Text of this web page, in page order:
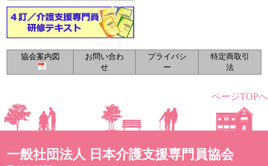
ページTOPへ
一般社団法人 日本介護支援専門員協会
協会案内図
お問い合わ
せ
プライバシ
ー
特定商取引
法